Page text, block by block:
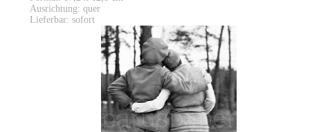
Ausrichtung: quer
Lieferbar: sofort